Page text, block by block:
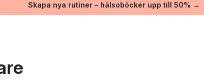
Skapa nya rutiner – hälsoböcker upp till 50% →